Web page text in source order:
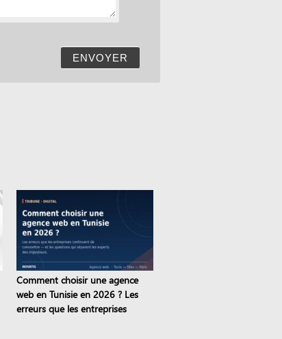
ENVOYER
Comment choisir une agence
web en Tunisie en 2026 ? Les
erreurs que les entreprises